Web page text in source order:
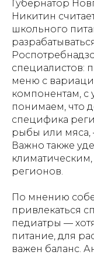
Губернатор
Никитин
школьного
специалистов:
меню с
компонентам,
понимаем, что
специфика
рыбы или мяса,
Важно также
регионов.
По мнению
привлекаться
педиатры —
питание, для
важен баланс.